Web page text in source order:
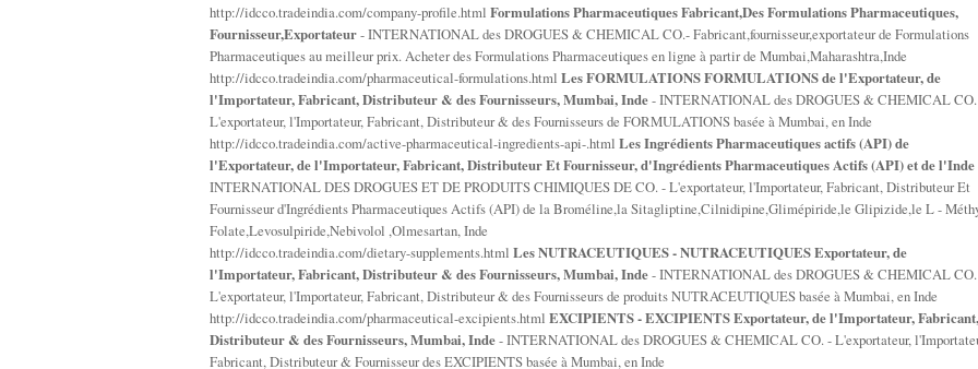
http://idcco.tradeindia.com/company-profile.html Formulations Pharmaceutiques Fabricant,Des Formulations Pharmaceutiques,
Fournisseur,Exportateur- INTERNATIONAL des DROGUES & CHEMICAL CO.- Fabricant,fournisseur,exportateur de Formulations
Pharmaceutiques au meilleur prix. Acheter des Formulations Pharmaceutiques en ligne à partir de Mumbai,Maharashtra,Inde
http://idcco.tradeindia.com/pharmaceutical-formulations.html Les FORMULATIONS FORMULATIONS de l'Exportateur, de
l'Importateur, Fabricant, Distributeur & des Fournisseurs, Mumbai, Inde- INTERNATIONAL des DROGUES & CHEMICAL
L'exportateur, l'Importateur, Fabricant, Distributeur & des Fournisseurs de FORMULATIONS basée à Mumbai, en Inde
http://idcco.tradeindia.com/active-pharmaceutical-ingredients-api-.html Les Ingrédients Pharmaceutiques actifs (API) de
l'Exportateur, de l'Importateur, Fabricant, Distributeur Et Fournisseur, d'Ingrédients Pharmaceutiques Actifs (API) et de l'Inde
INTERNATIONAL DES DROGUES ET DE PRODUITS CHIMIQUES DE CO. - L'exportateur, l'Importateur, Fabricant, Distributeur Et
Fournisseur d'Ingrédients Pharmaceutiques Actifs (API) de la Broméline,la Sitagliptine,Cilnidipine,Glimépiride,le Glipizide,le L -
Folate,Levosulpiride,Nebivolol ,Olmesartan, Inde
http://idcco.tradeindia.com/dietary-supplements.html Les NUTRACEUTIQUES - NUTRACEUTIQUES Exportateur, de
l'Importateur, Fabricant, Distributeur & des Fournisseurs, Mumbai, Inde- INTERNATIONAL des DROGUES & CHEMICAL
L'exportateur, l'Importateur, Fabricant, Distributeur & des Fournisseurs de produits NUTRACEUTIQUES basée à Mumbai, en Inde
http://idcco.tradeindia.com/pharmaceutical-excipients.html EXCIPIENTS - EXCIPIENTS Exportateur, de l'Importateur, Fabricant,
Distributeur & des Fournisseurs, Mumbai, Inde- INTERNATIONAL des DROGUES & CHEMICAL CO. - L'exportateur,
Fabricant, Distributeur & Fournisseur des EXCIPIENTS basée à Mumbai, en Inde